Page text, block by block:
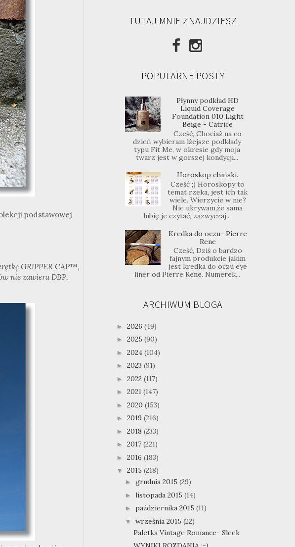
podstawowej
GRIPPER CAP™,
nie zawiera DBP,
TUTAJ MNIE ZNAJDZIESZ
POPULARNE POSTY
Płynny podkład HD
Liquid Coverage
Foundation 010 Light
Beige - Catrice
Cześć, Chociaż na co
dzień wybieram lżejsze podkłady
typu Fit Me, w okresie gdy moja
twarz jest w gorszej kondycji...
Horoskop chiński.
Cześć ;) Horoskopy to
temat rzeka, jest ich tak
wiele. Wierzycie w nie?
Nie ukrywam,że sama
lubię je czytać, zazwyczaj...
Kredka do oczu- Pierre
Rene
Cześć, Dziś o bardzo
fajnym produkcie jakim
jest kredka do oczu eye
liner od Pierre Rene. Numerek...
ARCHIWUM BLOGA
► 2026 (49)
► 2025 (90)
► 2024 (104)
► 2023 (91)
► 2022 (117)
► 2021 (147)
► 2020 (153)
► 2019 (216)
► 2018 (233)
► 2017 (221)
► 2016 (183)
▼ 2015 (218)
► grudnia 2015 (29)
► listopada 2015 (14)
► października 2015 (11)
▼ września 2015 (22)
Paletka Vintage Romance- Sleek